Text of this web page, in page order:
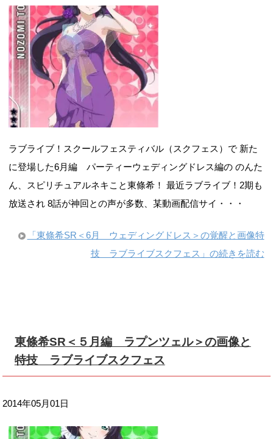
ラブライブ！スクールフェスティバル（スクフェス）で 新た
に登場した6月編 パーティーウェディングドレス編の のんた
ん、スピリチュアルネキこと東條希！ 最近ラブライブ！2期も
放送され 8話が神回との声が多数、某動画配信サイ・・・
「東條希SR＜6月 ウェディングドレス＞の覚醒と画像特
技 ラブライブスクフェス」の続きを読む
東條希SR＜５月編 ラプンツェル＞の画像と
特技 ラブライブスクフェス
2014年05月01日